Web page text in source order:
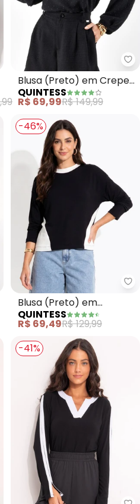
- Blusa (Folk Dark)
Blusa (Preto) em Crepe
Plano Maquinetado
QUINTESS
R$ 69,99R$ 149,99
- Blusa (Preta)
-46%
Blusa (Preto) em
Molecotton
QUINTESS
R$ 69,49R$ 129,99
-41%